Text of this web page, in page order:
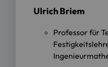
Ulrich Briem
Professor für